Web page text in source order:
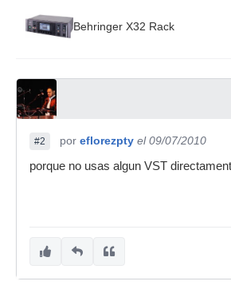
Behringer X32 Rack
#2 por eflorezpty el 09/07/2010
porque no usas algun VST